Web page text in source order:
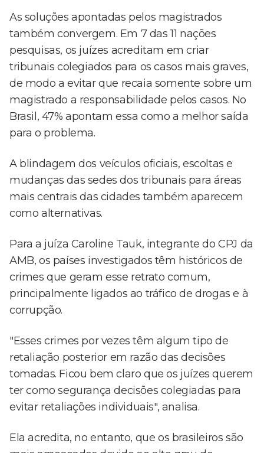
As soluções apontadas pelos magistrados
também convergem. Em 7 das 11 nações
pesquisas, os juízes acreditam em criar
tribunais colegiados para os casos mais graves,
de modo a evitar que recaia somente sobre um
magistrado a responsabilidade pelos casos. No
Brasil, 47% apontam essa como a melhor saída
para o problema.
A blindagem dos veículos oficiais, escoltas e
mudanças das sedes dos tribunais para áreas
mais centrais das cidades também aparecem
como alternativas.
Para a juíza Caroline Tauk, integrante do CPJ da
AMB, os países investigados têm históricos de
crimes que geram esse retrato comum,
principalmente ligados ao tráfico de drogas e à
corrupção.
"Esses crimes por vezes têm algum tipo de
retaliação posterior em razão das decisões
tomadas. Ficou bem claro que os juízes querem
ter como segurança decisões colegiadas para
evitar retaliações individuais", analisa.
Ela acredita, no entanto, que os brasileiros são